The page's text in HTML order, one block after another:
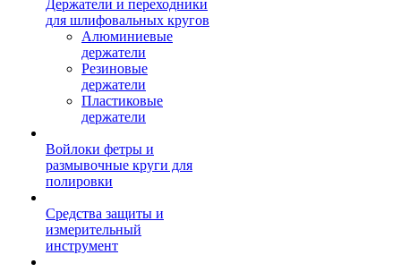
Держатели и переходники
для шлифовальных кругов
Алюминиевые
держатели
Резиновые
держатели
Пластиковые
держатели
Войлоки фетры и
размывочные круги для
полировки
Средства защиты и
измерительный
инструмент